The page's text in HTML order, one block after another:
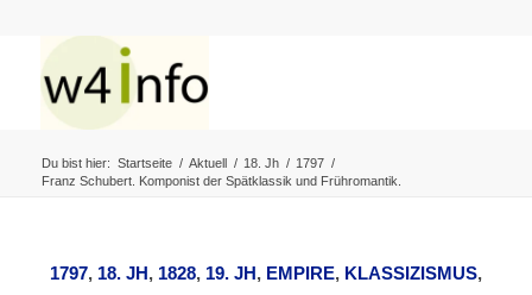
Du bist hier: Startseite / Aktuell / 18. Jh / 1797 /
Franz Schubert. Komponist der Spätklassik und Frühromantik.
1797, 18. JH, 1828, 19. JH, EMPIRE, KLASSIZISMUS,